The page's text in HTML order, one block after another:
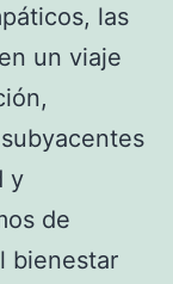
las
un viaje
y
de
bienestar